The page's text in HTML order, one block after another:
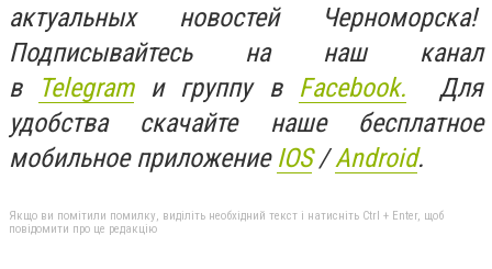
актуальных новостей Черноморска!
Подписывайтесь на наш канал
в
Telegramи группу в Facebook. Для
удобства скачайте наше бесплатное
мобильное приложение IOS/Android.
Якщо ви помітили помилку, виділіть необхідний текст і натисніть Ctrl + Enter, щоб
повідомити про це редакцію